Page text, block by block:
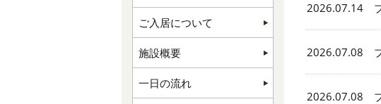
2026.07.14
2026.07.08
2026.07.08
ご入居について
施設概要
一日の流れ